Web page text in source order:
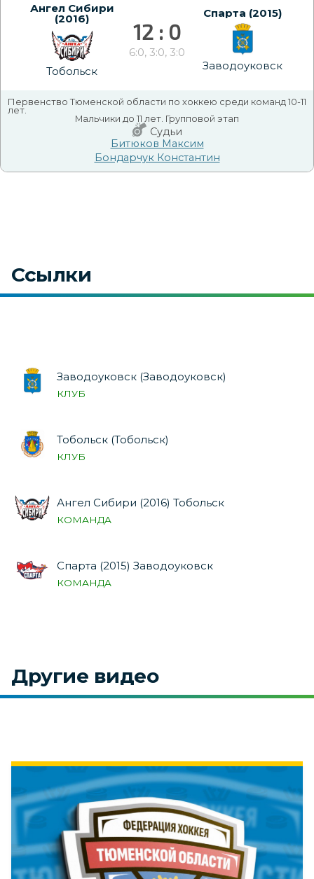
Ангел Сибири
(2016)
Тобольск
12 : 0
6:0, 3:0, 3:0
Спарта (2015)
Заводоуковск
Первенство Тюменской области по хоккею среди команд 10-11
лет.
Мальчики до 11 лет. Групповой этап
Судьи
Битюков Максим
Бондарчук Константин
Ссылки
Заводоуковск (Заводоуковск)
КЛУБ
Тобольск (Тобольск)
КЛУБ
Ангел Сибири (2016) Тобольск
КОМАНДА
Спарта (2015) Заводоуковск
КОМАНДА
Другие видео